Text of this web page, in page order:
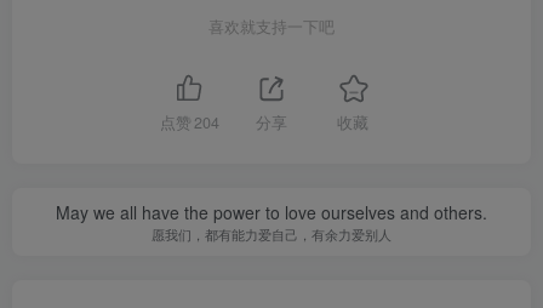
喜欢就支持一下吧
点赞 204 分享 收藏
May we all have the power to love ourselves and others.
愿我们，都有能力爱自己，有余力爱别人